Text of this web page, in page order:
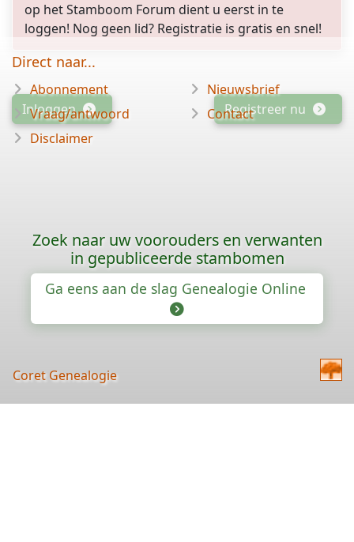
op het Stamboom Forum dient u eerst in te
loggen! Nog geen lid? Registratie is gratis en snel!
Inloggen Registreer nu
Direct naar...
Abonnement
Vraag/antwoord
Disclaimer
Nieuwsbrief
Contact
Zoek naar uw voorouders en verwanten
in gepubliceerde stambomen
Ga eens aan de slag Genealogie Online
Coret Genealogie